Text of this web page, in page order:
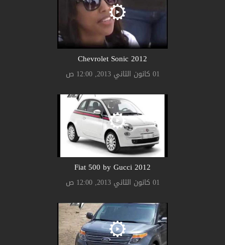
2012 Chevrolet Sonic
01 كانون الثاني 2013, 12:00 ص
2012 Fiat 500 by Gucci
01 كانون الثاني 2013, 12:00 ص